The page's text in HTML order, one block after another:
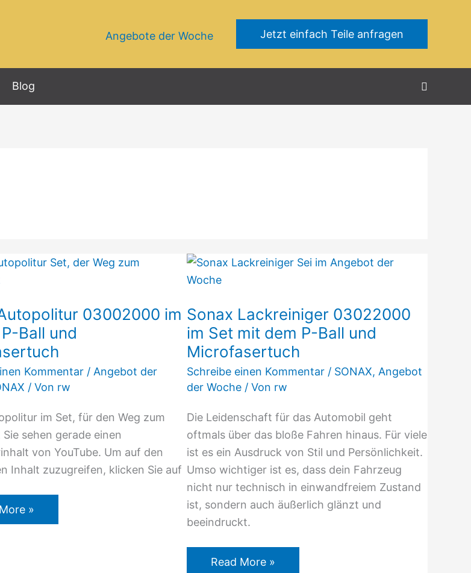
Angebote der Woche Jetzt einfach Teile anfragen
Blog Suchen
03002000 im
Ball und
Kommentar / Angebot der
/ Von rw
im Set, für den Weg zum
sehen gerade einen
von YouTube. Um auf den
Inhalt zuzugreifen, klicken Sie auf
»
Sonax Lackreiniger 03022000
im Set mit dem P-Ball und
Microfasertuch
Schreibe einen Kommentar / SONAX, Angebot
der Woche / Von rw
Die Leidenschaft für das Automobil geht
oftmals über das bloße Fahren hinaus. Für viele
ist es ein Ausdruck von Stil und Persönlichkeit.
Umso wichtiger ist es, dass dein Fahrzeug
nicht nur technisch in einwandfreiem Zustand
ist, sondern auch äußerlich glänzt und
beeindruckt.
Sonax
Lackreiniger
im
Set
mit
dem
P-
und
Microfasertuch
Read More »